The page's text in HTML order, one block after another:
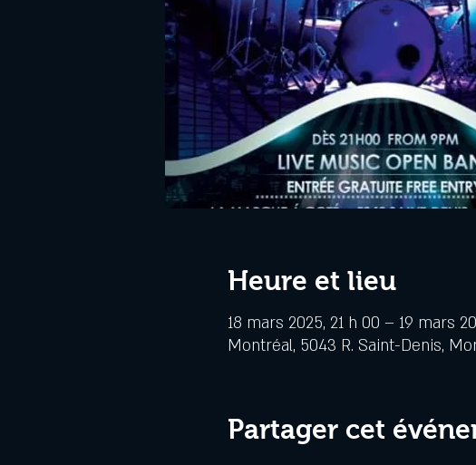
Heure et lieu
18 mars 2025, 21 h 00 – 19 mars
Montréal, 5043 R. Saint-Denis,
Partager cet